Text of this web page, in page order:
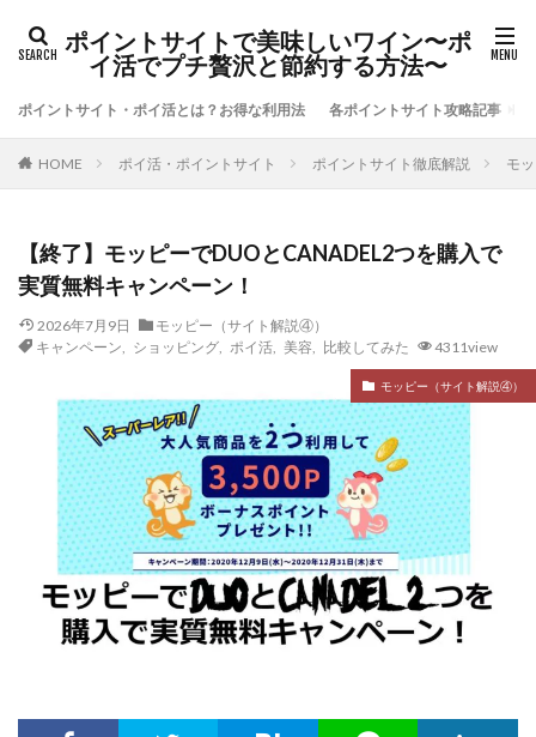
ポイントサイトで美味しいワイン〜ポ
イ活でプチ贅沢と節約する方法〜
ポイントサイト・ポイ活とは？お得な利用法 各ポイントサイト攻略記事
HOME ポイ活・ポイントサイト ポイントサイト徹底解説 モ
【終了】モッピーでDUOとCANADEL2つを購入で
実質無料キャンペーン！
2026年7月9日
モッピー（サイト解説④）
キャンペーン
ショッピング, ポイ活, 美容 比較してみた 4311view
モッピー（サイト解説④）